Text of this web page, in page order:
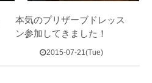
本気のプリザーブドレッス
ン参加してきました！
2015-07-21(Tue)